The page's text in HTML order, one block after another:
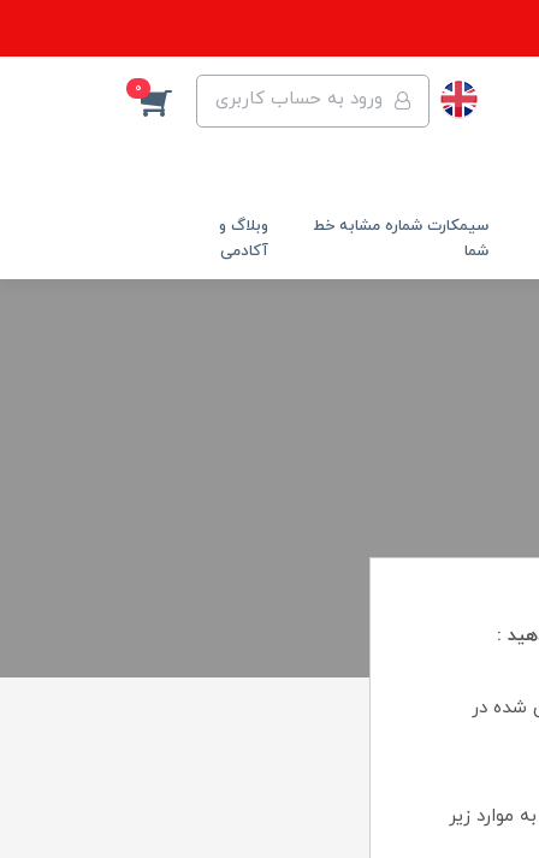
ورود به حساب کاربری 0
سیمکارت شماره مشابه خط
شما
وبلاگ و
آکادمی
:
شده در
موارد زیر